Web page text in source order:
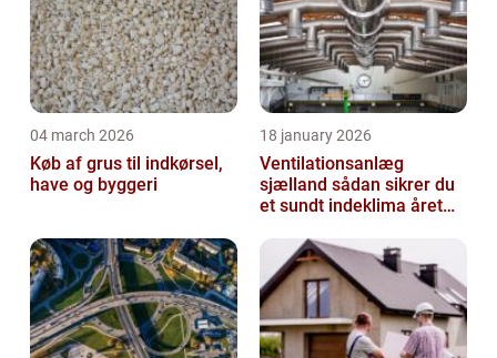
04 march 2026
Køb af grus til indkørsel,
have og byggeri
18 january 2026
Ventilationsanlæg
sjælland sådan sikrer du
et sundt indeklima året